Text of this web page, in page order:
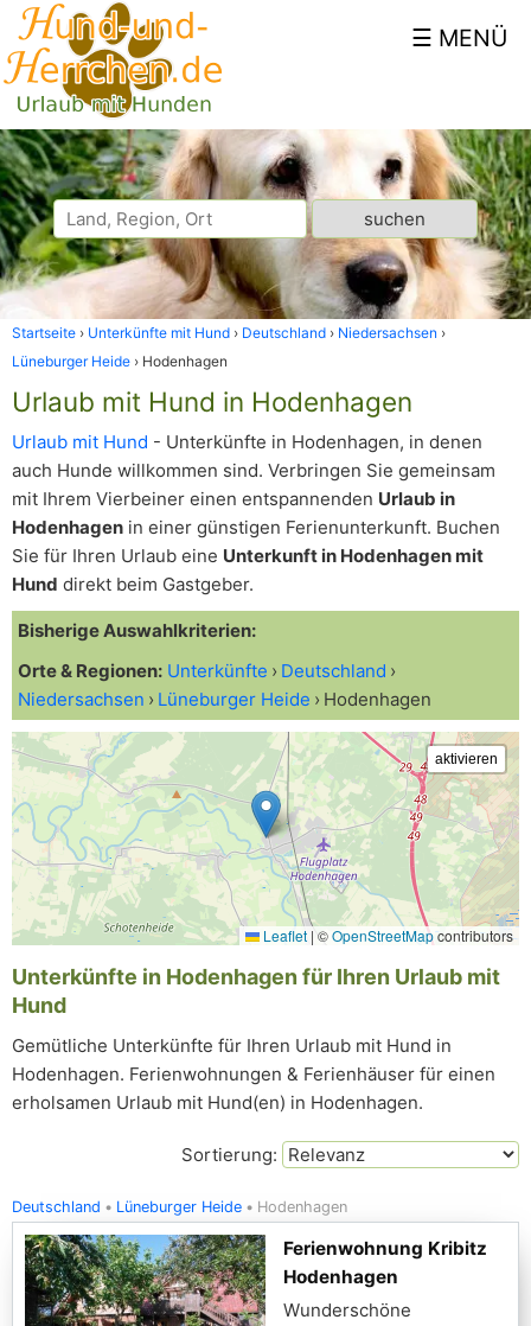
Startseite Unterkünfte mit Hund Deutschland
Niedersachsen
Lüneburger Heide
Hodenhagen
Urlaub mit Hund in Hodenhagen
Urlaub mit Hund - Unterkünfte in Hodenhagen, in denen
auch Hunde willkommen sind. Verbringen Sie gemeinsam
mit Ihrem Vierbeiner einen entspannenden Urlaub in
Hodenhagen in einer günstigen Ferienunterkunft. Buchen
Sie für Ihren Urlaub eine Unterkunft in Hodenhagen mit
Hund direkt beim Gastgeber.
Bisherige Auswahlkriterien:
Orte & Regionen: Unterkünfte
Deutschland
Niedersachsen
Lüneburger Heide Hodenhagen
Leaflet | ©OpenStreetMapcontributors
Unterkünfte in Hodenhagen für Ihren Urlaub mit
Hund
Gemütliche Unterkünfte für Ihren Urlaub mit Hund in
Hodenhagen. Ferienwohnungen & Ferienhäuser für einen
erholsamen Urlaub mit Hund(en) in Hodenhagen.
Sortierung:
Deutschland Lüneburger Heide Hodenhagen
Ferienwohnung Kribitz
Hodenhagen
Wunderschöne